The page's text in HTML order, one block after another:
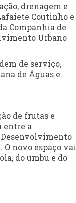
drenagem e
Coutinho e
Companhia de
Urbano
de serviço,
de Águas e
de frutas e
entre a
Desenvolvimento
O novo espaço vai
do umbu e do